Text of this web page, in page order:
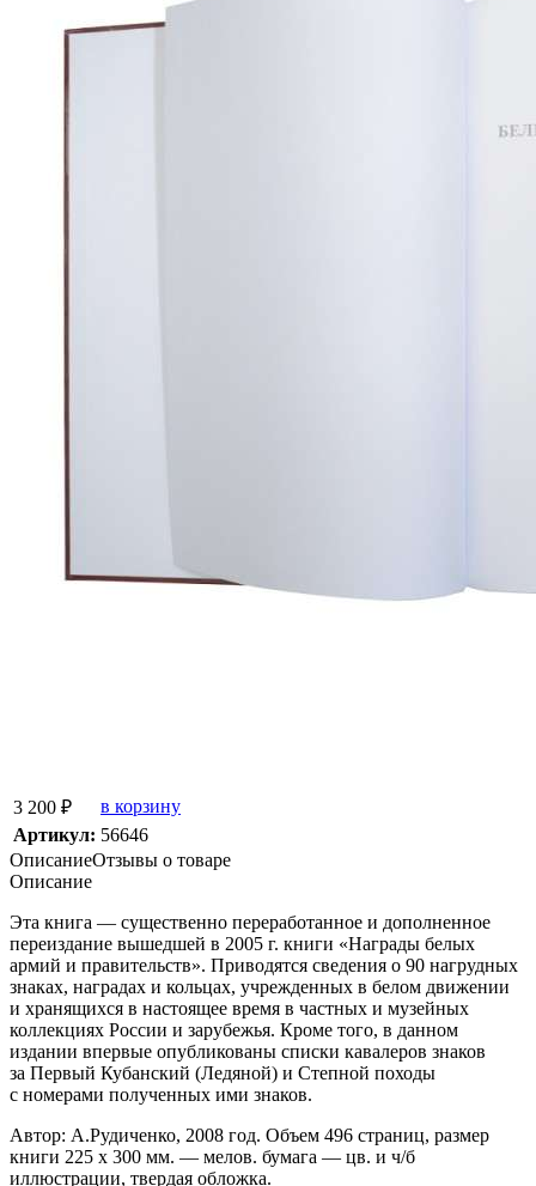
3 200 ₽
в корзину
Артикул: 56646
ОписаниеОтзывы о товаре
Описание
Эта книга — существенно переработанное и дополненное
переиздание вышедшей в 2005 г. книги «Награды белых
армий и правительств». Приводятся сведения о 90 наг­рудных
знаках, наградах и кольцах, учрежденных в белом движении
и хранящихся в настоящее время в частных и музейных
коллекциях России и зарубежья. Кроме того, в данном
издании впервые опубликованы списки кавалеров знаков
за Первый Кубанс­кий (Ледяной) и Степной походы
с номерами полученных ими знаков.
Автор: А.Рудиченко, 2008 год. Объем 496 страниц, размер
книги 225 х 300 мм. — мелов. бумага — цв. и ч/б
иллюстрации, твердая обложка.